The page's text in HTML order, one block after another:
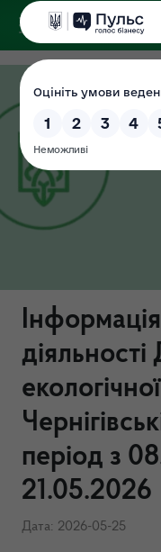
у
період з
21.05.2026
Дата: 2026-05-25